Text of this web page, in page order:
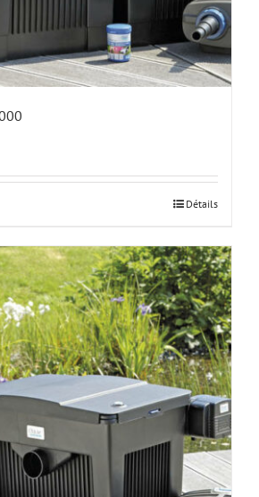
Détails